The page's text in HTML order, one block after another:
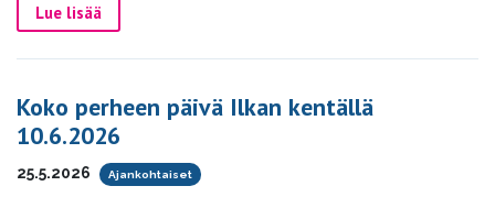
Lue lisää
Koko perheen päivä Ilkan kentällä
10.6.2026
25.5.2026 Ajankohtaiset